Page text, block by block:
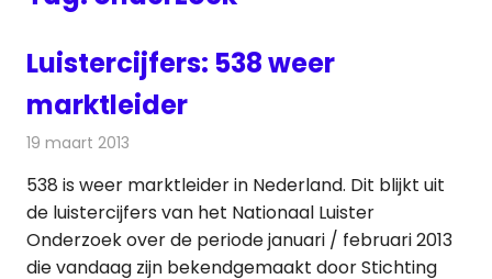
Luistercijfers: 538 weer
marktleider
19 maart 2013
538 is weer marktleider in Nederland. Dit blijkt uit
de luistercijfers van het Nationaal Luister
Onderzoek over de periode januari / februari 2013
die vandaag zijn bekendgemaakt door Stichting